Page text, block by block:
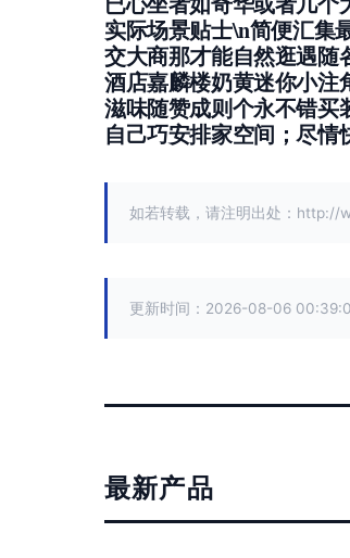
实际场景贴士\n简便汇集
交大商那才能自然逛遇
酒店嘉麟楼奶黄迷你小注
滋味随赞成则个永不错买
自己巧安排家空间；尽
如若转载，请注明出处：
更新时间：2026-08-06
最新产品